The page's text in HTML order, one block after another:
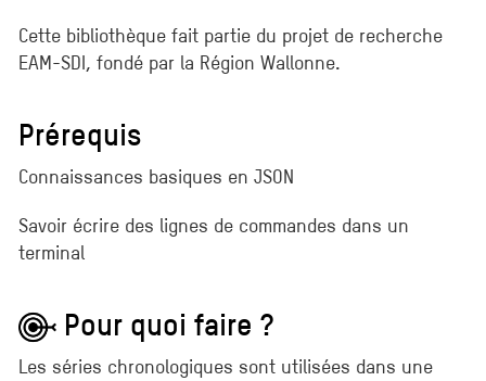
Cette bibliothèque fait partie du projet de recherche
EAM-SDI, fondé par la Région Wallonne.
Prérequis
Connaissances basiques en JSON
Savoir écrire des lignes de commandes dans un
terminal
Pour quoi faire ?
Les séries chronologiques sont utilisées dans une